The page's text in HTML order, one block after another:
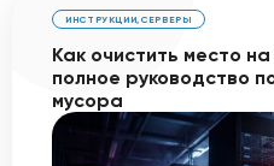
ИНСТРУКЦИИ, СЕРВЕРЫ
Как очистить место
полное руководство
мусора